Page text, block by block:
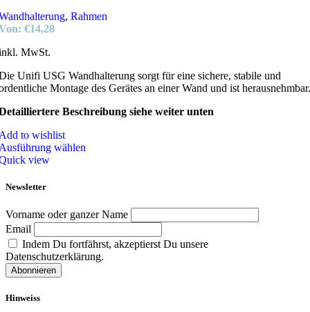
, Rahmen
€14,28
MwSt.
Unifi USG Wandhalterung sorgt für eine sichere, stabile und
Montage des Gerätes an einer Wand und ist herausnehmbar.
Beschreibung siehe weiter unten
to wishlist
wählen
view
Newsletter
Vorname oder ganzer Name
Email
Indem Du fortfährst, akzeptierst Du unsere
Datenschutzerklärung.
Hinweiss